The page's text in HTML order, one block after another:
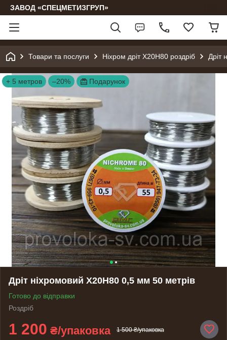
ЗАВОД «СПЕЦМЕТИЗГРУП»
Товари та послуги Ніхром дріт Х20Н80 роздріб Дріт
+ 5 метров –20% Подарунок
Дріт ніхромовий Х20Н80 0,5 мм 50 метрів
Готово до відправки
Роздріб
1 200 ₴/упаковка 1 500 ₴/упаковка